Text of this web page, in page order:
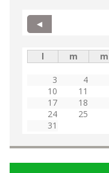
◀
l m m
3
4
10
11
17
18
24
25
31